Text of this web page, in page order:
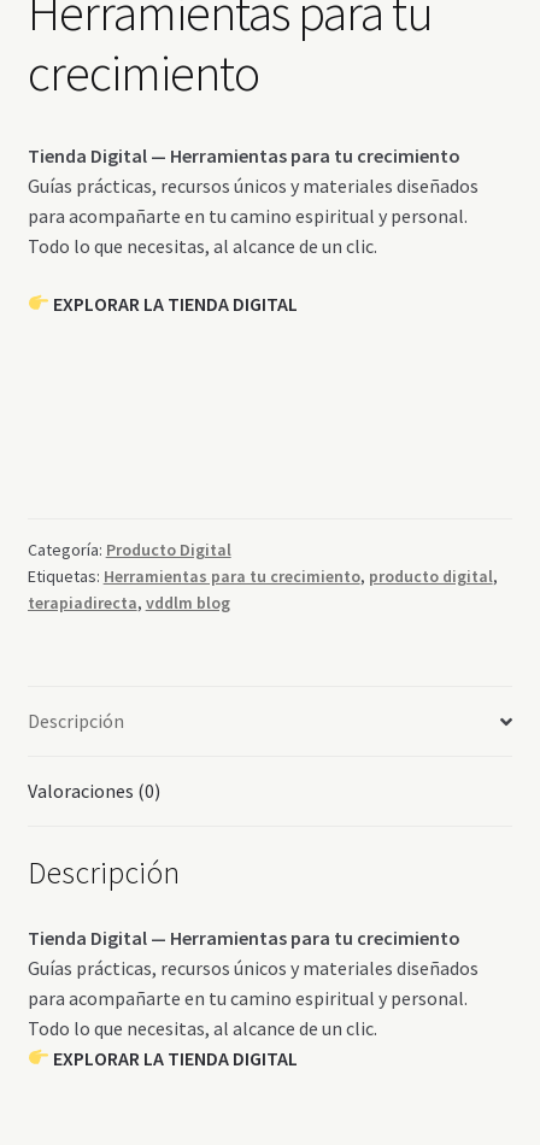
crecimiento
Tienda Digital — Herramientas para tu crecimiento
Guías prácticas, recursos únicos y materiales diseñados
para acompañarte en tu camino espiritual y personal.
Todo lo que necesitas, al alcance de un clic.
EXPLORAR LA TIENDA DIGITAL
Categoría: Producto Digital
Etiquetas: Herramientas para tu crecimiento, producto digital,
terapiadirecta, vddlm blog
Descripción
Valoraciones (0)
Descripción
Tienda Digital — Herramientas para tu crecimiento
Guías prácticas, recursos únicos y materiales diseñados
para acompañarte en tu camino espiritual y personal.
Todo lo que necesitas, al alcance de un clic.
EXPLORAR LA TIENDA DIGITAL